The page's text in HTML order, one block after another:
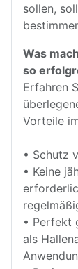
sollen,
Was
so
Erfahren
Vorteile
• Schutz
• Keine
• Perfekt
als